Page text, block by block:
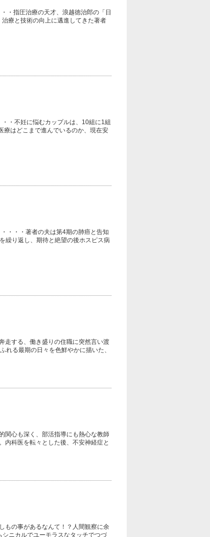
・指圧治療の天才、浪越徳治郎の「日
療と技術の向上に邁進してきた著者
・不妊に悩むカップルは、10組に1組
はどこまで進んでいるのか、現在安
・・・著者の夫は第4期の肺癌と告知
繰り返し、期待と絶望の後ホスピス病
走する、働き盛りの住職に突然言い渡
れる最期の日々を色鮮やかに描いた、
関心も深く、部活指導にも熱心な教師
内科医を転々とした後、不安神経症と
もの事があるなんて！？人間観察に余
ニカルでユーモラスなタッチでつづ